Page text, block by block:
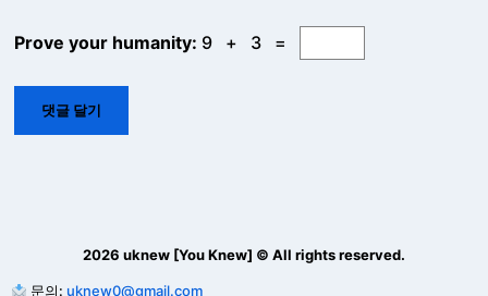
Prove your humanity: 9 + 3 =
2026 uknew [You Knew] © All rights reserved.
문의: uknew0@gmail.com